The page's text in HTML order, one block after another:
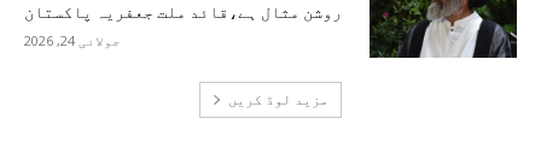
روشن مثال ہے،قائد ملت جعفریہ پاکستان
جولائی 24, 2026
مزید لوڈ کریں